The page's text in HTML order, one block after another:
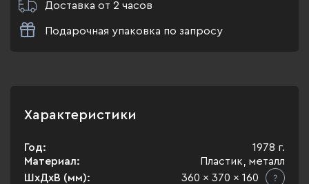
Доставка от 2 часов
Подарочная упаковка по запросу
Характеристики
Год:
1978 г.
Материал:
Пластик, металл
ШхДхВ (мм):
360 x 370 x 160